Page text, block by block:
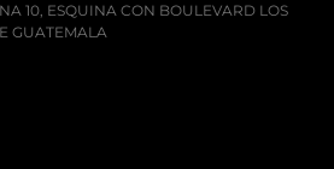
10, ESQUINA CON BOULEVARD LOS
GUATEMALA